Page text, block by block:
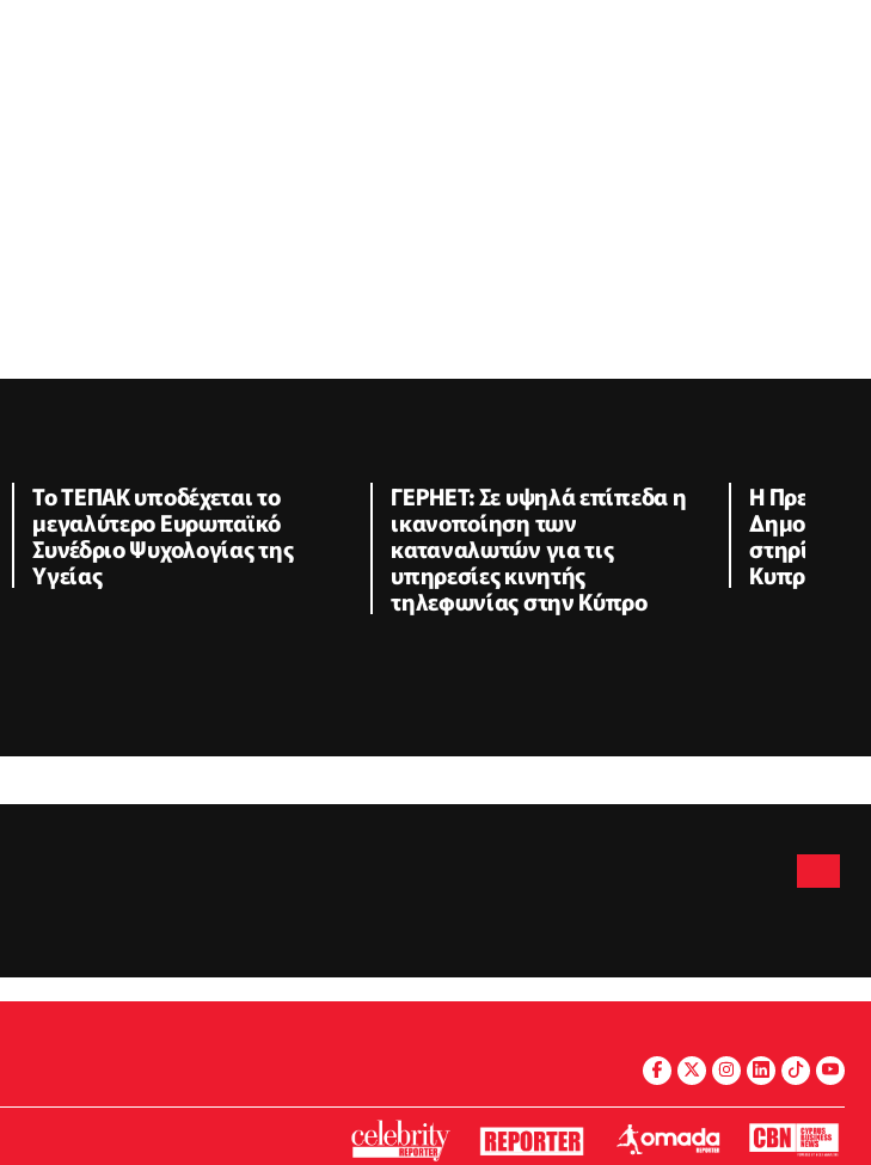
Το ΤΕΠΑΚ υποδέχεται το
μεγαλύτερο Ευρωπαϊκό
Συνέδριο Ψυχολογίας της
Υγείας
ΓΕΡΗΕΤ: Σε υψηλά επίπεδα η
ικανοποίηση των
καταναλωτών για τις
υπηρεσίες κινητής
τηλεφωνίας στην Κύπρο
Η
στηρίζει
Κυπριακού